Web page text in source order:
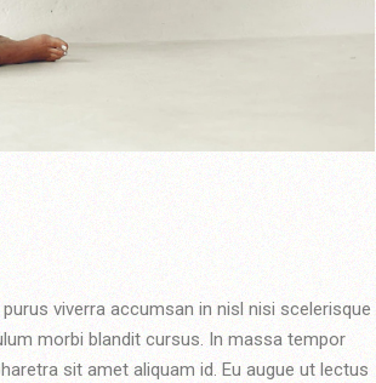
viverra accumsan in nisl nisi scelerisque
morbi blandit cursus. In massa tempor
sit amet aliquam id. Eu augue ut lectus